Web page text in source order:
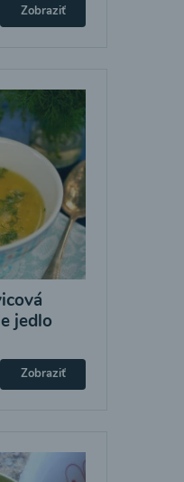
Zobraziť
jedlo
Zobraziť